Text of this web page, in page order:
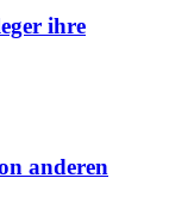
ihre
anderen